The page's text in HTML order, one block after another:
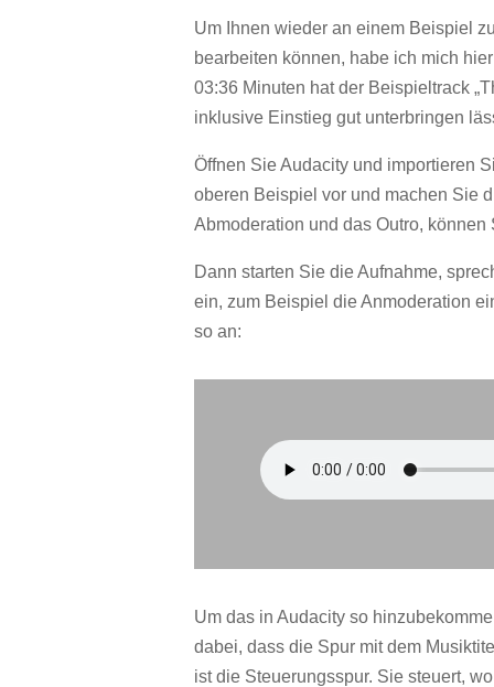
Um Ihnen wieder an einem Beispiel
bearbeiten können, habe ich mich
03:36 Minuten hat der Beispieltrack
inklusive Einstieg gut unterbringen
Öffnen Sie Audacity und importieren
oberen Beispiel vor und machen Sie
Abmoderation und das Outro,
Dann starten Sie die Aufnahme,
ein, zum Beispiel die Anmoderation
so an:
Um das in Audacity so
dabei, dass die Spur mit dem
ist die Steuerungsspur. Sie steuert,